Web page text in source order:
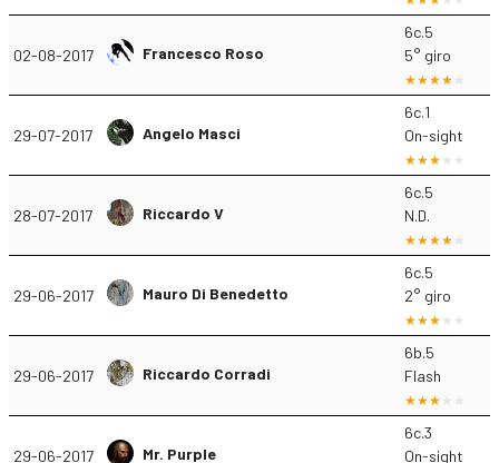
02-08-2017 Francesco Roso
6c.5
5° giro
29-07-2017 Angelo Masci
6c.1
On-sight
28-07-2017 Riccardo V
6c.5
N.D.
29-06-2017 Mauro Di Benedetto
6c.5
2° giro
29-06-2017 Riccardo Corradi
6b.5
Flash
29-06-2017 Mr. Purple
6c.3
On-sight